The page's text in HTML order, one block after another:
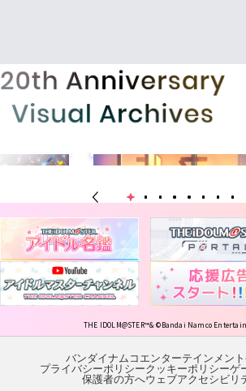
THE IDOLM@STER™& ©Bandai Namco
バンダイナムコエンターテインメン
プライバシーポリシークッキーポリシーゲ
保護者の方へウェブアクセシビリ